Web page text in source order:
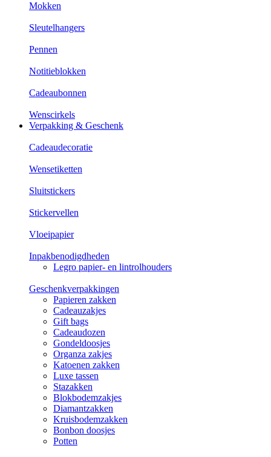
Mokken
Sleutelhangers
Pennen
Notitieblokken
Cadeaubonnen
Wenscirkels
Verpakking & Geschenk
Cadeaudecoratie
Wensetiketten
Sluitstickers
Stickervellen
Vloeipapier
Inpakbenodigdheden
Legro papier- en lintrolhouders
Geschenkverpakkingen
Papieren zakken
Cadeauzakjes
Gift bags
Cadeaudozen
Gondeldoosjes
Organza zakjes
Katoenen zakken
Luxe tassen
Stazakken
Blokbodemzakjes
Diamantzakken
Kruisbodemzakken
Bonbon doosjes
Potten